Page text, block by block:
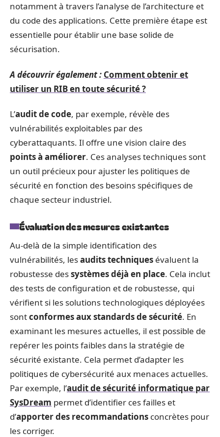
notamment à travers l’analyse de l’architecture et
du code des applications. Cette première étape est
essentielle pour établir une base solide de
sécurisation.
A découvrir également : Comment obtenir et
utiliser un RIB en toute sécurité ?
L’audit de code, par exemple, révèle des
vulnérabilités exploitables par des
cyberattaquants. Il offre une vision claire des
points à améliorer. Ces analyses techniques sont
un outil précieux pour ajuster les politiques de
sécurité en fonction des besoins spécifiques de
chaque secteur industriel.
Évaluation des mesures existantes
Au-delà de la simple identification des
vulnérabilités, lesaudits techniques évaluent la
robustesse dessystèmes déjà en place. Cela inclut
des tests de configuration et de robustesse, qui
vérifient si les solutions technologiques déployées
sontconformes aux standards de sécurité. En
examinant les mesures actuelles, il est possible de
repérer les points faibles dans la stratégie de
sécurité existante. Cela permet d’adapter les
politiques de cybersécurité aux menaces actuelles.
Par exemple, l’audit de sécurité informatique par
SysDream permet d’identifier ces failles et
d’apporter des recommandations concrètes pour
les corriger.